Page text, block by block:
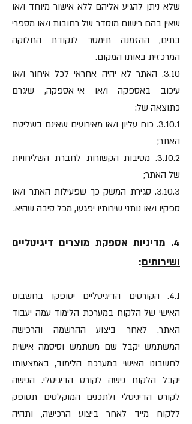
שלא ניתן להגיע אליהם ללא אישור מיוחד ו/או
שאין בהם רישום מוסדר של רחובות ו/או מספרי
בתים, ההזמנה תימסר לנקודת החלוקה
המרכזית באותו המקום.
3.10. האתר לא יהיה אחראי לכל איחור ו/או
עיכוב באספקה ו/או אי-אספקה, שיגרם
כתוצאה של:
3.10.1. כוח עליון ו/או מאירועים שאינם בשליטת
האתר;
3.10.2. מסיבות הקשורות לחברת השליחויות
של האתר;
3.10.3. סגירת המשק כך שפעילות האתר ו/או
ספקיו ו/או נותני שירותיו יפגעו, מכל סיבה שהיא.
4.
מדיניות אספקת מוצרים דיגיטליים
ושירותים:
4.1. הקורסים הדיגיטליים יסופקו בחשבונו
האישי של הלקוח במערכת הלימוד עמה יעבוד
האתר. לאחר ביצוע ההרשמה והרכישה
המשתמש יקבל שם משתמש וסיסמה אישית
לחשבונו האישי במערכת הלימוד, באמצעותו
יקבל הלקוח גישה לקורס הדיגיטלי. הגישה
לקורס הדיגיטלי ולתכנים המוקלטים תסופק
ללקוח מייד לאחר ביצוע הרכישה, ותהיה